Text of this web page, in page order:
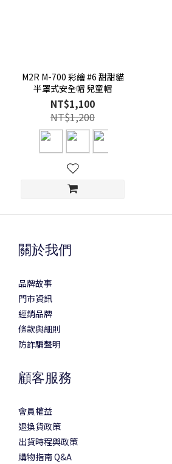
M2R M-700 彩繪 #6 甜甜貓
半罩式安全帽 兒童帽
NT$1,100
NT$1,200
關於我們
品牌故事
門市資訊
經銷品牌
條款與細則
防詐騙聲明
顧客服務
會員權益
退換貨政策
出貨時程與政策
購物指南 Q&A